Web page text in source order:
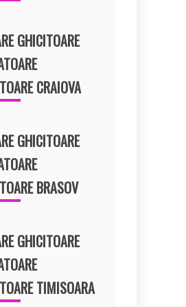
GHICITOARE
CRAIOVA
GHICITOARE
BRASOV
GHICITOARE
TIMISOARA